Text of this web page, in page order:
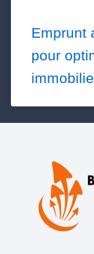
Emprunt
pour